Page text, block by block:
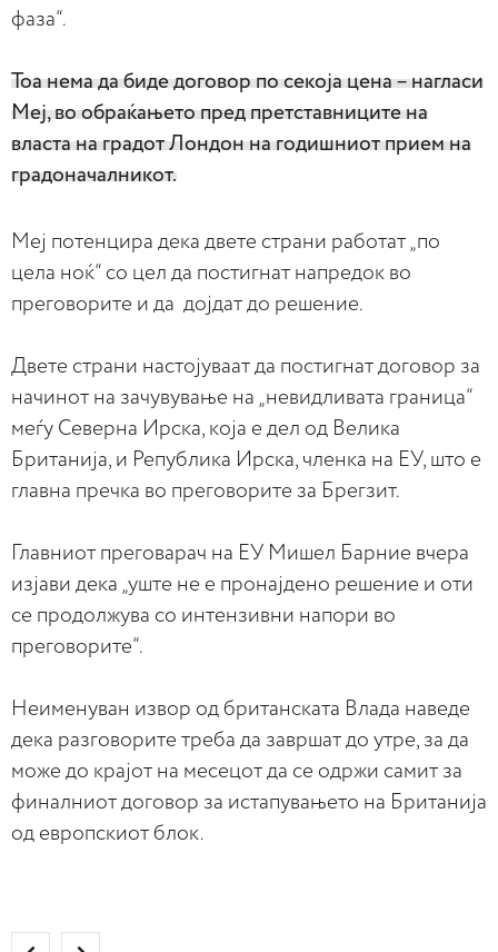
фаза“.
Тоа нема да биде договор по секоја цена – нагласи
Меј, во обраќањето пред претставниците на
власта на градот Лондон на годишниот прием на
градоначалникот.
Меј потенцира дека двете страни работат „по
цела ноќ“ со цел да постигнат напредок во
преговорите и да дојдат до решение.
Двете страни настојуваат да постигнат договор за
начинот на зачувување на „невидливата граница“
меѓу Северна Ирска, која е дел од Велика
Британија, и Република Ирска, членка на ЕУ, што е
главна пречка во преговорите за Брегзит.
Главниот преговарач на ЕУ Мишел Барние вчера
изјави дека „уште не е пронајдено решение и оти
се продолжува со интензивни напори во
преговорите“.
Неименуван извор од британската Влада наведе
дека разговорите треба да завршат до утре, за да
може до крајот на месецот да се одржи самит за
финалниот договор за истапувањето на Британија
од европскиот блок.